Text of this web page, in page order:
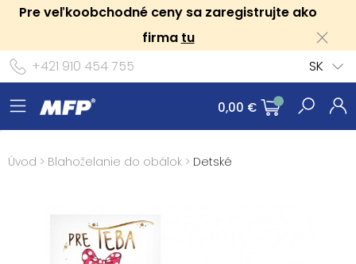
Pre veľkoobchodné ceny sa zaregistrujte ako
firma tu
+421 910 454 755
SK
0,00 €
Úvod > Blahoželanie do obálok > Detské